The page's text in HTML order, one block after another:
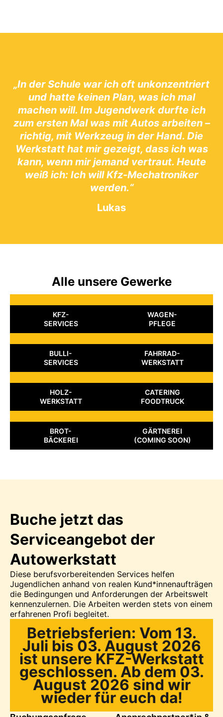
„In der Schule war ich oft unkonzentriert
und hatte keinen Plan, was ich mal
machen will. Im Jugendwerk durfte ich
zum ersten Mal was mit Autos arbeiten –
richtig, mit Werkzeug in der Hand. Die
Werkstatt hat mir gezeigt, dass ich was
kann, wenn mir jemand vertraut. Heute
weiß ich: Ich will Kfz-Mechatroniker
werden.“
Lukas
Alle unsere Gewerke
KFZ-
SERVICES
WAGEN-
PFLEGE
BULLI-
SERVICES
FAHRRAD-
WERKSTATT
HOLZ-
WERKSTATT
CATERING
FOODTRUCK
BROT-
BÄCKEREI
GÄRTNEREI
(COMING SOON)
Buche jetzt das
Serviceangebot der
Autowerkstatt
Diese berufsvorbereitenden Services helfen
Jugendlichen anhand von realen Kund*innenaufträgen
die Bedingungen und Anforderungen der Arbeitswelt
kennenzulernen. Die Arbeiten werden stets von einem
erfahrenen Profi begleitet.
Betriebsferien: Vom 13.
Juli bis 03. August 2026
ist unsere KFZ-Werkstatt
geschlossen. Ab dem 03.
August 2026 sind wir
wieder für euch da!